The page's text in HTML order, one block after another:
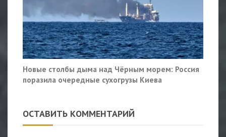
Новые столбы дыма над Чёрным морем: Россия
поразила очередные сухогрузы Киева
ОСТАВИТЬ КОММЕНТАРИЙ